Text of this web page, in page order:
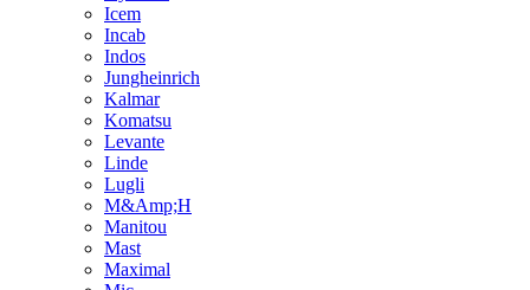
Icem
Incab
Indos
Jungheinrich
Kalmar
Komatsu
Levante
Linde
Lugli
M&Amp;H
Manitou
Mast
Maximal